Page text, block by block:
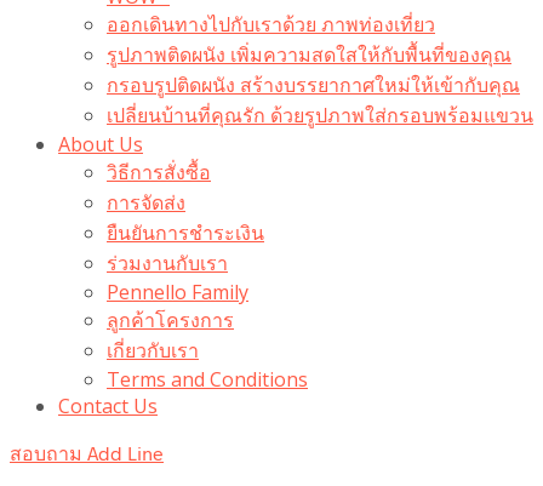
ออกเดินทางไปกับเราด้วย ภาพท่องเที่ยว
รูปภาพติดผนัง เพิ่มความสดใสให้กับพื้นที่ของคุณ
กรอบรูปติดผนัง สร้างบรรยากาศใหม่ให้เข้ากับคุณ
เปลี่ยนบ้านที่คุณรัก ด้วยรูปภาพใส่กรอบพร้อมแขวน​
About Us
วิธีการสั่งซื้อ
การจัดส่ง
ยืนยันการชำระเงิน
ร่วมงานกับเรา
Pennello Family
ลูกค้าโครงการ
เกี่ยวกับเรา
Terms and Conditions
Contact Us
สอบถาม Add Line